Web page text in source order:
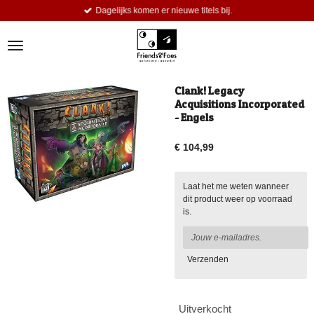
de
Dagelijks komen er nieuwe titels bij.
Clank! Legacy
Acquisitions Incorporated
- Engels
€ 104,99
Laat het me weten wanneer
dit product weer op voorraad
is.
Verzenden
Uitverkocht